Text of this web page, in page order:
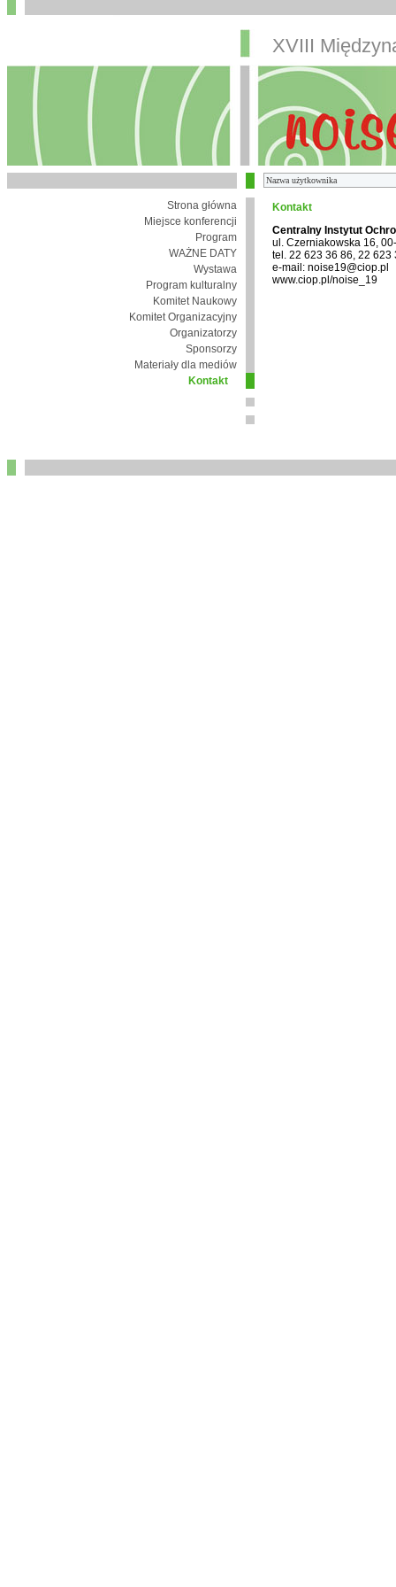
XVIII
Strona główna
Miejsce konferencji
Program
WAŻNE DATY
Wystawa
Program kulturalny
Komitet Naukowy
Komitet Organizacyjny
Organizatorzy
Sponsorzy
Materiały dla mediów
Kontakt
Kontakt
Centralny Instytut
ul. Czerniakowska 16,
tel. 22 623 36 86, 22 623
e-mail: noise19@ciop.pl
www.ciop.pl/noise_19